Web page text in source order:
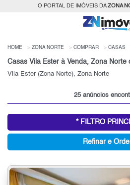
O PORTAL DE IMÓVEIS DAZONA
HOME ZONA NORTE COMPRAR CASAS
Casas Vila Ester à Venda, Zona Norte
Vila Ester (Zona Norte), Zona Norte
25 anúncios
* FILTRO
Refinar e